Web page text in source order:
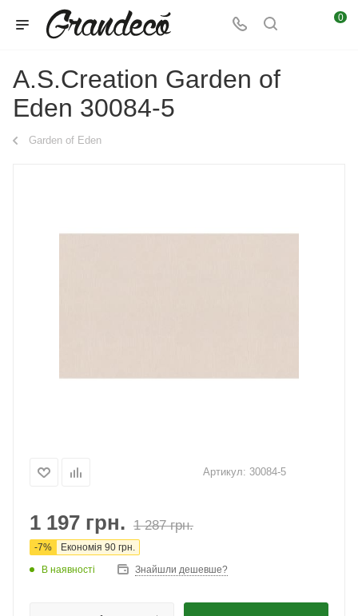
0
A.S.Creation Garden of
Eden 30084-5
Garden of Eden
Артикул: 30084-5
1 197 грн. 1 287грн.
-7% Економія 90 грн.
В наявності
Знайшли дешевше?